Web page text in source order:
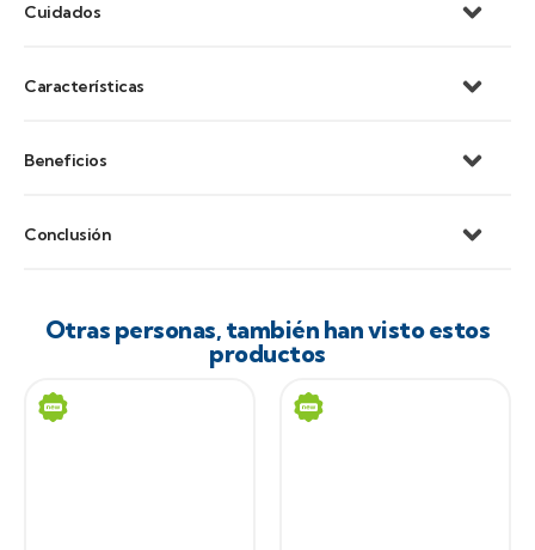
Cuidados
Características
Beneficios
Conclusión
Otras personas, también han visto estos
productos